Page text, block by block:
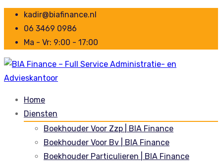
kadir@biafinance.nl
06 3469 0986
Ma - Vr: 9:00 - 17:00
Home
Diensten
Boekhouder Voor Zzp | BIA Finance
Boekhouder Voor Bv | BIA Finance
Boekhouder Particulieren | BIA Finance